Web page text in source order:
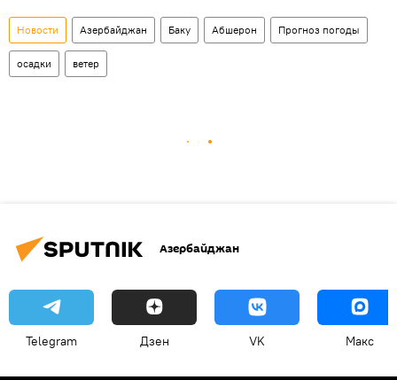
Новости Азербайджан Баку Абшерон Прогноз погоды
осадки ветер
Азербайджан
Telegram Дзен VK Макс